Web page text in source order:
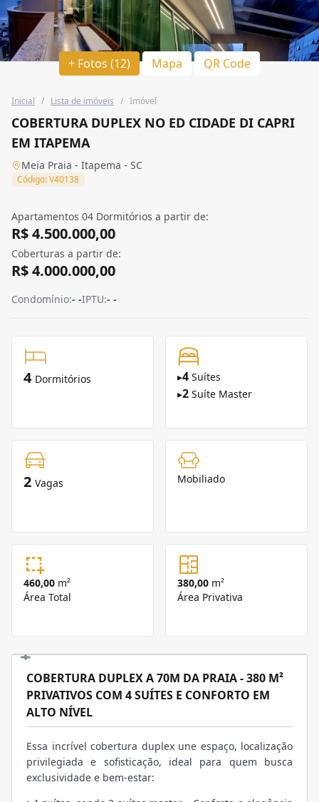
+ Fotos (12) Mapa QR Code
Inicial / Lista de imóveis / Imóvel
COBERTURA DUPLEX NO ED CIDADE DI CAPRI
EM ITAPEMA
Meia Praia - Itapema - SC
Código: V40138
Apartamentos 04 Dormitórios a partir de:
R$ 4.500.000,00
Coberturas a partir de:
R$ 4.000.000,00
Condomínio:- -IPTU:- -
4 Dormitórios ▸4 Suítes
▸2 Suíte Master
2 Vagas Mobiliado
460,00 m²
Área Total
380,00 m²
Área Privativa
COBERTURA DUPLEX A 70M DA PRAIA - 380 M²
PRIVATIVOS COM 4 SUÍTES E CONFORTO EM
ALTO NÍVEL
Essa incrível cobertura duplex une espaço, localização
privilegiada e sofisticação, ideal para quem busca
exclusividade e bem-estar: